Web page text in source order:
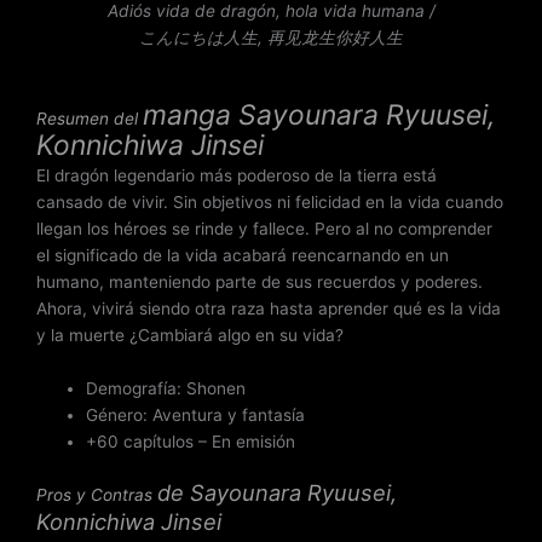
n
2
d
Adiós vida de dragón, hola vida humana /
こんにちは人生, 再见龙生你好人生
Resumen del manga Sayounara Ryuusei,
Konnichiwa Jinsei
El dragón legendario más poderoso de la tierra está
cansado de vivir. Sin objetivos ni felicidad en la vida cuando
llegan los héroes se rinde y fallece. Pero al no comprender
el significado de la vida acabará reencarnando en un
humano, manteniendo parte de sus recuerdos y poderes.
Ahora, vivirá siendo otra raza hasta aprender qué es la vida
y la muerte ¿Cambiará algo en su vida?
Demografía: Shonen
Género: Aventura y fantasía
+60 capítulos – En emisión
Pros y Contras de Sayounara Ryuusei,
Konnichiwa Jinsei